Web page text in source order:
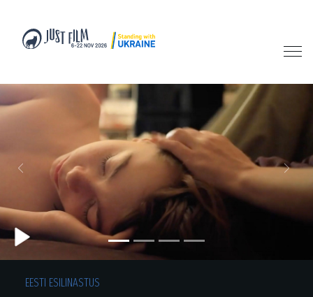
Previous Next
EESTI ESILINASTUS